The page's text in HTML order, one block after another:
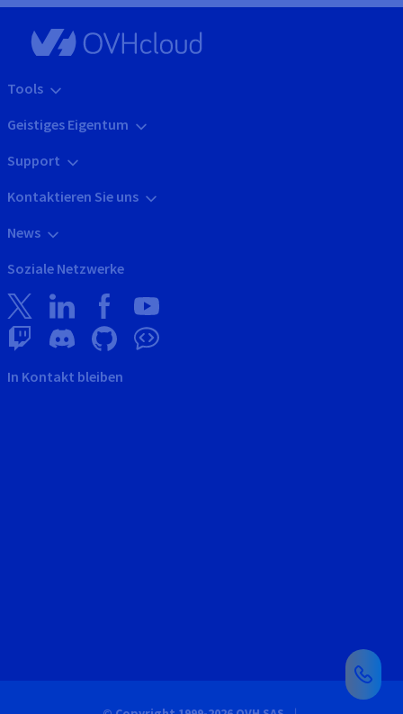
Tools
Geistiges Eigentum
Support
Kontaktieren Sie uns
News
Soziale Netzwerke
In Kontakt bleiben